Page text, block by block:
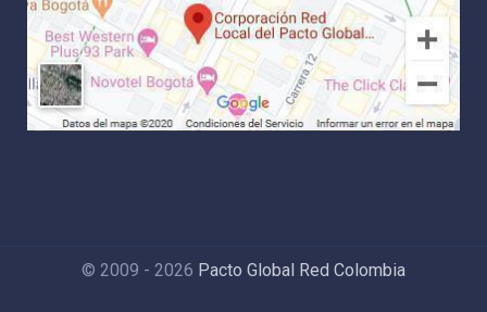
© 2009 - 2026 Pacto Global Red Colombia